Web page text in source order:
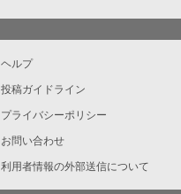
ヘルプ
投稿ガイドライン
プライバシーポリシー
お問い合わせ
利用者情報の外部送信について